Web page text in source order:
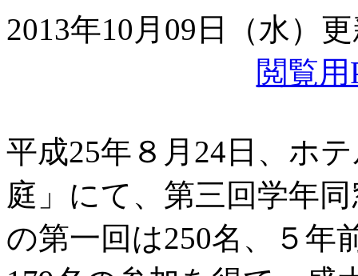
2013年10月09日（水）
閲覧
平成25年８月24日、ホ
庭」にて、第三回学年
の第一回は250名、５年